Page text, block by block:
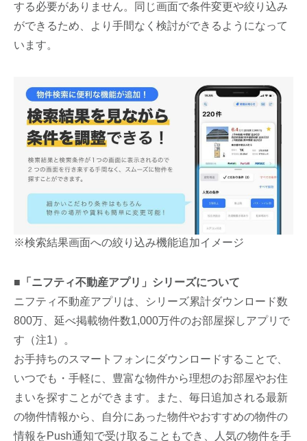
する必要がありません。同じ画面で条件変更や絞り込み
ができるため、より手間なく検討ができるようになって
います。
※検索結果画面への絞り込み機能追加イメージ
■「ニフティ不動産アプリ」シリーズについて
ニフティ不動産アプリは、シリーズ累計ダウンロード数
800万、延べ掲載物件数1,000万件のお部屋探しアプリで
す（注1）。
お手持ちのスマートフォンにダウンロードすることで、
いつでも・手軽に、豊富な物件から理想のお部屋やお住
まいを探すことができます。また、毎日追加される最新
の物件情報から、自分にあった物件やおすすめの物件の
情報をPush通知で受け取ることもでき、人気の物件を手